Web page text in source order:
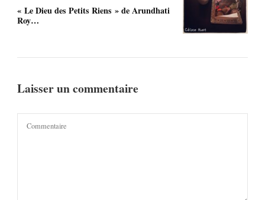
« Le Dieu des Petits Riens » de Arundhati
Roy…
Laisser un commentaire